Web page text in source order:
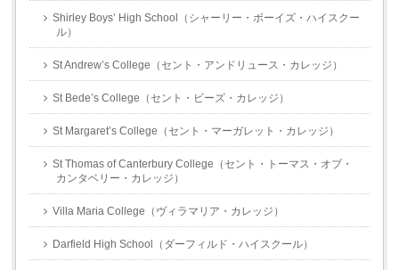
Shirley Boys’ High School（シャーリー・ボーイズ・ハイスクー
ル）
St Andrew’s College（セント・アンドリュース・カレッジ）
St Bede’s College（セント・ビーズ・カレッジ）
St Margaret’s College（セント・マーガレット・カレッジ）
St Thomas of Canterbury College（セント・トーマス・オブ・
カンタベリー・カレッジ）
Villa Maria College（ヴィラマリア・カレッジ）
Darfield High School（ダーフィルド・ハイスクール）